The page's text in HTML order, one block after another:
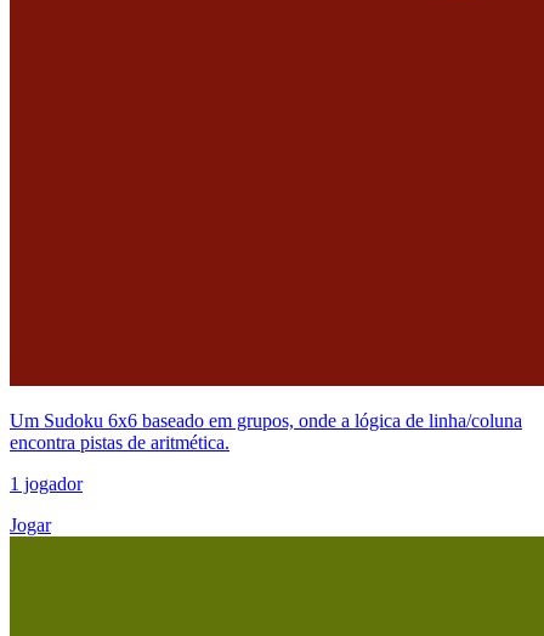
Um Sudoku 6x6 baseado em grupos, onde a lógica de linha/coluna
encontra pistas de aritmética.
1 jogador
Jogar